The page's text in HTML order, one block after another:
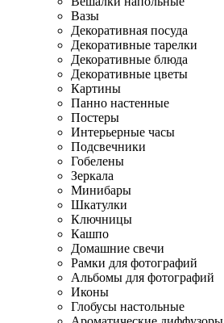
Вазы
Декоративная посуда
Декоративные тарелки
Декоративные блюда
Декоративные цветы
Картины
Панно настенные
Постеры
Интерьерные часы
Подсвечники
Гобелены
Зеркала
Минибары
Шкатулки
Ключницы
Кашпо
Домашние свечи
Рамки для фотографий
Альбомы для фотографий
Иконы
Глобусы настольные